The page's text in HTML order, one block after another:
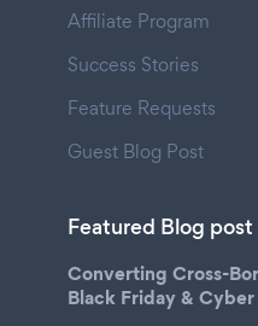
Affiliate Program
Success Stories
Feature Requests
Guest Blog Post
Featured Blog post
Converting Cross-
Black Friday &